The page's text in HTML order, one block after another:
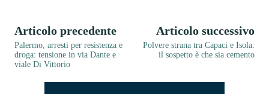
Articolo precedente
Palermo, arresti per resistenza e
droga: tensione in via Dante e
viale Di Vittorio
Articolo successivo
Polvere strana tra Capaci e Isola:
il sospetto è che sia cemento